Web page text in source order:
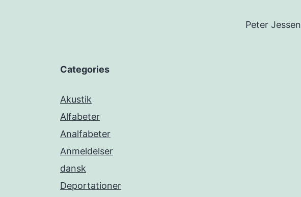
Peter Jessen
Categories
Akustik
Alfabeter
Analfabeter
Anmeldelser
dansk
Deportationer